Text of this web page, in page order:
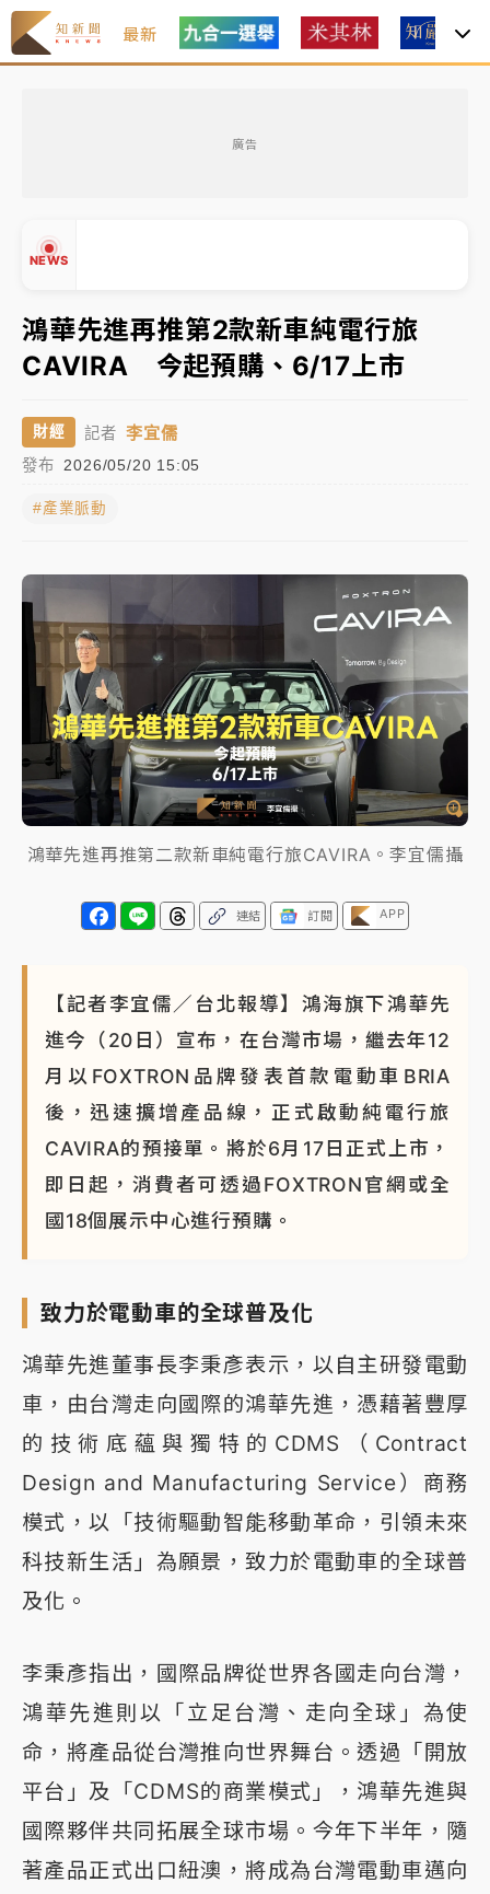
最新
廣告
NEWS
「白海豚」雨炸新北！通報109件災情 侯友宜揭這類災
損最多
強風長浪襲馬祖！「白海豚」逼近劃設警戒區 違規戲
水觀浪恐重罰失血
白海豚瘦身！中部以北防劇烈降水 本周天氣展望「多
周末精選｜
物醫籲多吃蔬果代謝
台股處置新制明天上路 4大鬆綁一次看
周末精選｜
鎢業董座離奇命喪豪宅！檢警3方向追出前
員工犯案 破案關鍵曝
最好玩的父親節！「爸氣集合」出發工程冒險島 邀社
福孩童齊暢玩
白海豚挾豪雨狂炸新北！時雨量破百毫米 水塔、雨棚
砸落毀車
損最多
白海豚瘦身！中部以北防劇烈降水 本周天氣展望「多
雨不穩定」
周末精選｜ 苯駢芘無安全攝取值！致癌苦茶油下肚 毒
物醫籲多吃蔬果代謝
《知新聞》揭「運科計畫」人體實驗黑幕 運動部不追
究！遭監委質疑
台股處置新制明天上路 4大鬆綁一次看
員工犯案 破案關鍵曝
鴻華先進再推第2款新車純電行旅
CAVIRA 今起預購、6/17上市
財經 記者 李宜儒
發布 2026/05/20 15:05
#產業脈動
鴻華先進再推第二款新車純電行旅CAVIRA。李宜儒攝
連結 訂閱 APP
【記者李宜儒／台北報導】鴻海旗下鴻華先
進今（20日）宣布，在台灣市場，繼去年12
月以FOXTRON品牌發表首款電動車BRIA
後，迅速擴增產品線，正式啟動純電行旅
CAVIRA的預接單。將於6月17日正式上市，
即日起，消費者可透過FOXTRON官網或全
國18個展示中心進行預購。
致力於電動車的全球普及化
鴻華先進董事長李秉彥表示，以自主研發電動
車，由台灣走向國際的鴻華先進，憑藉著豐厚
的技術底蘊與獨特的CDMS（Contract
Design and Manufacturing Service）商務
模式，以「技術驅動智能移動革命，引領未來
科技新生活」為願景，致力於電動車的全球普
及化。
李秉彥指出，國際品牌從世界各國走向台灣，
鴻華先進則以「立足台灣、走向全球」為使
命，將產品從台灣推向世界舞台。透過「開放
平台」及「CDMS的商業模式」，鴻華先進與
國際夥伴共同拓展全球市場。今年下半年，隨
著產品正式出口紐澳，將成為台灣電動車邁向